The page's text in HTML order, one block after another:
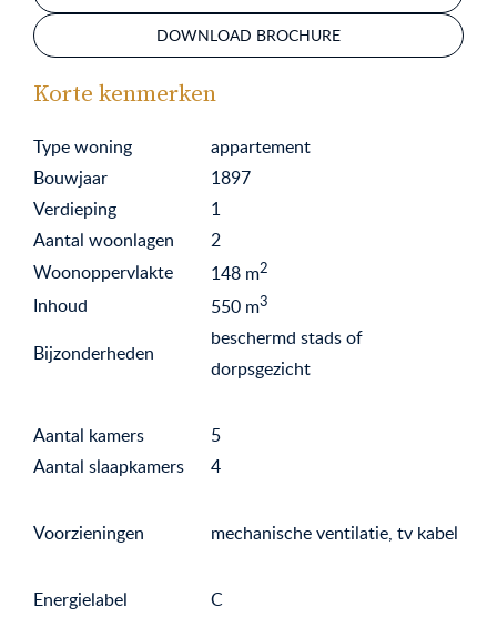
DOWNLOAD BROCHURE
Korte kenmerken
Type woning
appartement
Bouwjaar
1897
Verdieping
1
Aantal woonlagen
2
Woonoppervlakte
148 m2
Inhoud 550 m3
Bijzonderheden
beschermd stads of
dorpsgezicht
Aantal kamers
5
Aantal slaapkamers
4
Voorzieningen mechanische ventilatie, tv kabel
Energielabel
C